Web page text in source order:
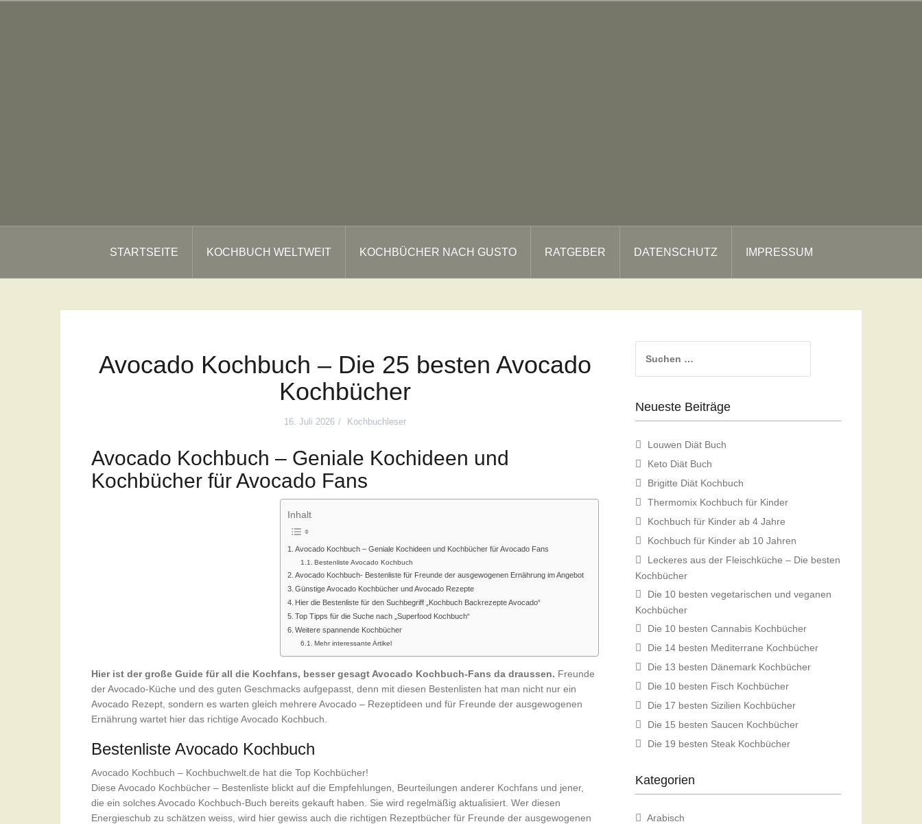
STARTSEITE KOCHBUCH WELTWEIT KOCHBÜCHER NACH GUSTO RATGEBER DATENSCHUTZ IMPRESSUM
Avocado Kochbuch – Die 25 besten Avocado
Kochbücher
16. Juli 2026 Kochbuchleser
Avocado Kochbuch – Geniale Kochideen und
Kochbücher für Avocado Fans
Inhalt
Avocado Kochbuch – Geniale Kochideen und Kochbücher für Avocado Fans
Bestenliste Avocado Kochbuch
Avocado Kochbuch- Bestenliste für Freunde der ausgewogenen Ernährung im Angebot
Günstige Avocado Kochbücher und Avocado Rezepte
Hier die Bestenliste für den Suchbegriff „Kochbuch Backrezepte Avocado“
Top Tipps für die Suche nach „Superfood Kochbuch“
Weitere spannende Kochbücher
Mehr interessante Artikel
Hier ist der große Guide für all die Kochfans, besser gesagt Avocado Kochbuch-Fans da draussen. Freunde
der Avocado-Küche und des guten Geschmacks aufgepasst, denn mit diesen Bestenlisten hat man nicht nur ein
Avocado Rezept, sondern es warten gleich mehrere Avocado – Rezeptideen und für Freunde der ausgewogenen
Ernährung wartet hier das richtige Avocado Kochbuch.
Bestenliste Avocado Kochbuch
Avocado Kochbuch – Kochbuchwelt.de hat die Top Kochbücher!
Diese Avocado Kochbücher – Bestenliste blickt auf die Empfehlungen, Beurteilungen anderer Kochfans und jener,
die ein solches Avocado Kochbuch-Buch bereits gekauft haben. Sie wird regelmäßig aktualisiert. Wer diesen
Energieschub zu schätzen weiss, wird hier gewiss auch die richtigen Rezeptbücher für Freunde der ausgewogenen
nach:
Neueste Beiträge
Louwen Diät Buch
Keto Diät Buch
Brigitte Diät Kochbuch
Thermomix Kochbuch für Kinder
Kochbuch für Kinder ab 4 Jahre
Kochbuch für Kinder ab 10 Jahren
Leckeres aus der Fleischküche – Die besten
Kochbücher
Die 10 besten vegetarischen und veganen
Kochbücher
Die 10 besten Cannabis Kochbücher
Die 14 besten Mediterrane Kochbücher
Die 13 besten Dänemark Kochbücher
Die 10 besten Fisch Kochbücher
Die 17 besten Sizilien Kochbücher
Die 15 besten Saucen Kochbücher
Die 19 besten Steak Kochbücher
Kategorien
Arabisch